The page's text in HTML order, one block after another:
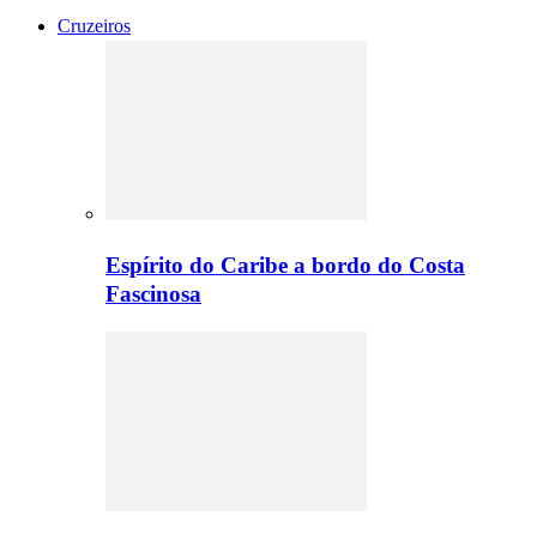
Cruzeiros
Espírito do Caribe a bordo do Costa
Fascinosa